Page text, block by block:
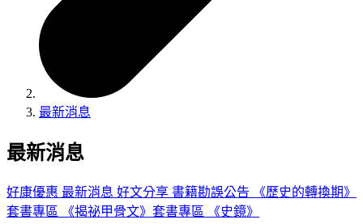
最新消息
最新消息
好康優惠 最新消息 好文分享 書籍勘誤公告
《歷史的轉換期》
套書專區
《揭祕甲骨文》套書專區 《史鏡》